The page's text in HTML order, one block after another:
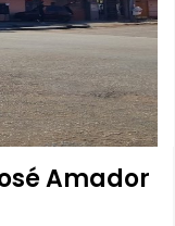
Amador